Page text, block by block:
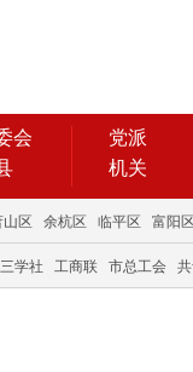
会
党派
机关
山区 余杭区 临平区 富阳
学社 工商联 市总工会